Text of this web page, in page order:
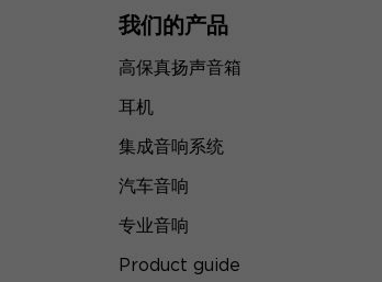
我们的产品
高保真扬声音箱
耳机
集成音响系统
汽车音响
专业音响
Product guide